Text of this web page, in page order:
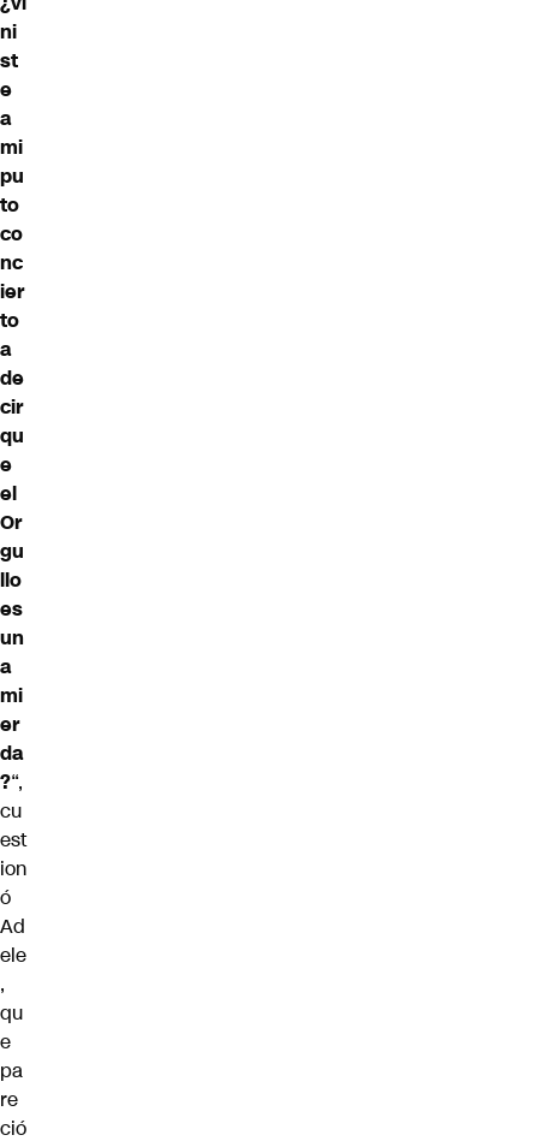
ni
st
e
a
mi
pu
to
co
nc
ier
to
a
de
cir
qu
e
el
Or
gu
llo
es
un
a
mi
er
da
?“,
cu
est
ion
ó
Ad
ele
,
qu
e
pa
re
ció